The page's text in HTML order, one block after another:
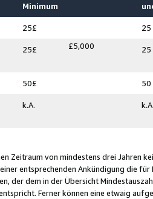
Minimum
25£ 25
25£ £5,000 25
50£ 50
k.A.
Zeitraum von mindestens drei Jahren
entsprechenden Ankündigung die
der dem in der Übersicht
Ferner können eine etwaig